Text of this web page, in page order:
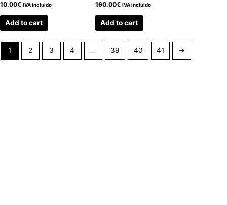
10.00€ IVA incluido
Add to cart
160.00€ IVA incluido
Add to cart
1 2 3 4 … 39 40 41 →